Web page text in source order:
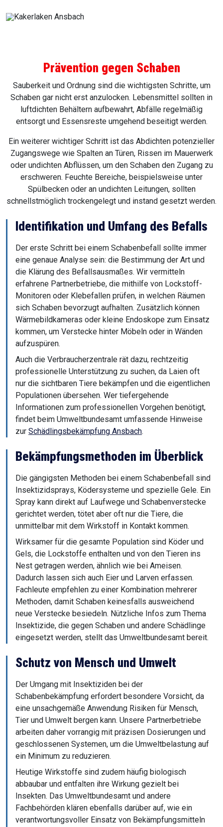
Prävention gegen Schaben
Sauberkeit und Ordnung sind die wichtigsten Schritte, um
Schaben gar nicht erst anzulocken. Lebensmittel sollten in
luftdichten Behältern aufbewahrt, Abfälle regelmäßig
entsorgt und Essensreste umgehend beseitigt werden.
Ein weiterer wichtiger Schritt ist das Abdichten potenzieller
Zugangswege wie Spalten an Türen, Rissen im Mauerwerk
oder undichten Abflüssen, um den Schaben den Zugang zu
erschweren. Feuchte Bereiche, beispielsweise unter
Spülbecken oder an undichten Leitungen, sollten
schnellstmöglich trockengelegt und instand gesetzt werden.
Identifikation und Umfang des Befalls
Der erste Schritt bei einem Schabenbefall sollte immer
eine genaue Analyse sein: die Bestimmung der Art und
die Klärung des Befallsausmaßes. Wir vermitteln
erfahrene Partnerbetriebe, die mithilfe von Lockstoff-
Monitoren oder Klebefallen prüfen, in welchen Räumen
sich Schaben bevorzugt aufhalten. Zusätzlich können
Wärmebildkameras oder kleine Endoskope zum Einsatz
kommen, um Verstecke hinter Möbeln oder in Wänden
aufzuspüren.
Auch die Verbraucherzentrale rät dazu, rechtzeitig
professionelle Unterstützung zu suchen, da Laien oft
nur die sichtbaren Tiere bekämpfen und die eigentlichen
Populationen übersehen. Wer tiefergehende
Informationen zum professionellen Vorgehen benötigt,
findet beim Umweltbundesamt umfassende Hinweise
zur Schädlingsbekämpfung Ansbach.
Bekämpfungsmethoden im Überblick
Die gängigsten Methoden bei einem Schabenbefall sind
Insektizidsprays, Ködersysteme und spezielle Gele. Ein
Spray kann direkt auf Laufwege und Schabenverstecke
gerichtet werden, tötet aber oft nur die Tiere, die
unmittelbar mit dem Wirkstoff in Kontakt kommen.
Wirksamer für die gesamte Population sind Köder und
Gels, die Lockstoffe enthalten und von den Tieren ins
Nest getragen werden, ähnlich wie bei Ameisen.
Dadurch lassen sich auch Eier und Larven erfassen.
Fachleute empfehlen zu einer Kombination mehrerer
Methoden, damit Schaben keinesfalls ausweichend
neue Verstecke besiedeln. Nützliche Infos zum Thema
Insektizide, die gegen Schaben und andere Schädlinge
eingesetzt werden, stellt das Umweltbundesamt bereit.
Schutz von Mensch und Umwelt
Der Umgang mit Insektiziden bei der
Schabenbekämpfung erfordert besondere Vorsicht, da
eine unsachgemäße Anwendung Risiken für Mensch,
Tier und Umwelt bergen kann. Unsere Partnerbetriebe
arbeiten daher vorrangig mit präzisen Dosierungen und
geschlossenen Systemen, um die Umweltbelastung auf
ein Minimum zu reduzieren.
Heutige Wirkstoffe sind zudem häufig biologisch
abbaubar und entfalten ihre Wirkung gezielt bei
Insekten. Das Umweltbundesamt und andere
Fachbehörden klären ebenfalls darüber auf, wie ein
verantwortungsvoller Einsatz von Bekämpfungsmitteln